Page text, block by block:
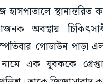
স্থানান্তরিত
অবস্থায়
গোডাউন পাড়া
এক যুবককে